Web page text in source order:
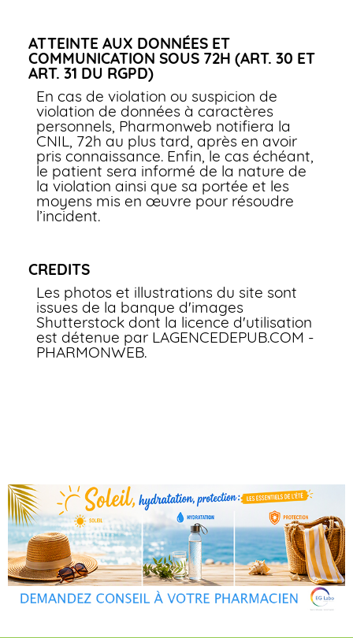
ATTEINTE AUX DONNÉES ET
COMMUNICATION SOUS 72H (ART. 30 ET
ART. 31 DU RGPD)
En cas de violation ou suspicion de
violation de données à caractères
personnels, Pharmonweb notifiera la
CNIL, 72h au plus tard, après en avoir
pris connaissance. Enfin, le cas échéant,
le patient sera informé de la nature de
la violation ainsi que sa portée et les
moyens mis en œuvre pour résoudre
l’incident.
CREDITS
Les photos et illustrations du site sont
issues de la banque d'images
Shutterstock dont la licence d'utilisation
est détenue par LAGENCEDEPUB.COM -
PHARMONWEB.